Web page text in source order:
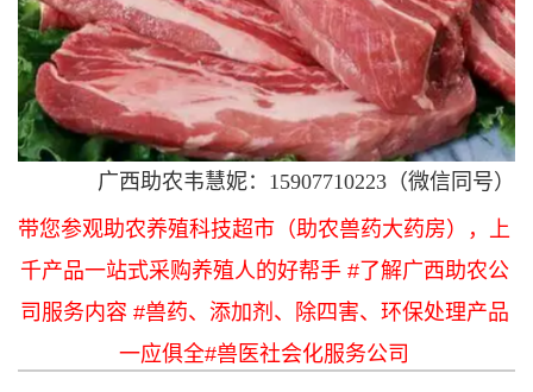
广西助农韦慧妮：15907710223（微信同号）
带您参观助农养殖科技超市（助农兽药大药房），上
千产品一站式采购养殖人的好帮手 #了解广西助农公
司服务内容 #兽药、添加剂、除四害、环保处理产品
一应俱全#兽医社会化服务公司